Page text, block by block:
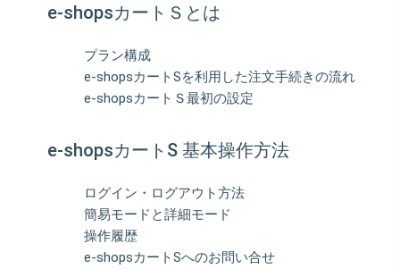
e-shopsカートＳとは
プラン構成
e-shopsカートSを利用した注文手続きの流れ
e-shopsカートＳ最初の設定
e-shopsカートS 基本操作方法
ログイン・ログアウト方法
簡易モードと詳細モード
操作履歴
e-shopsカートSへのお問い合せ